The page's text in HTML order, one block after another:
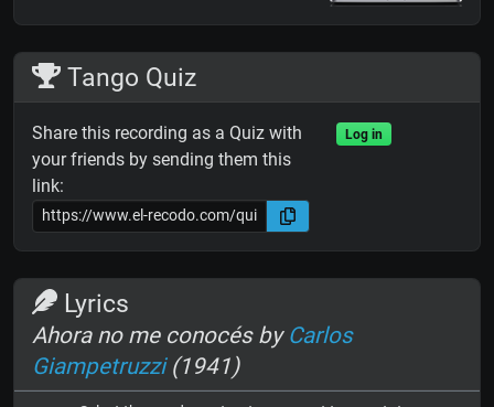
Tango Quiz
Share this recording as a Quiz with
your friends by sending them this
link:
Log in
Lyrics
Ahora no me conocés by Carlos
Giampetruzzi(1941)